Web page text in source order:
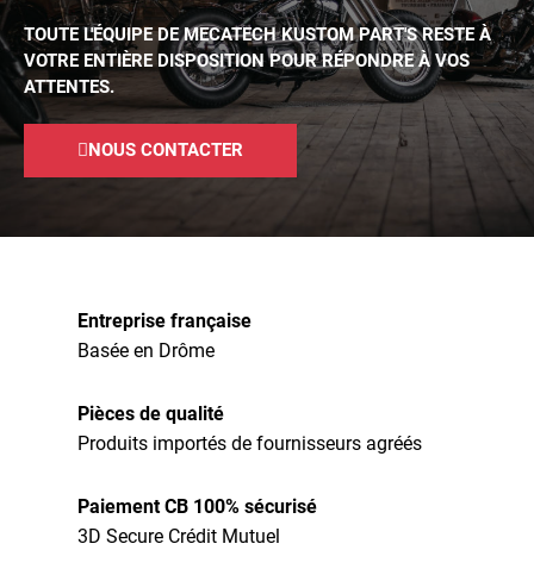
TOUTE L'ÉQUIPE DE MECATECH KUSTOM PART'S RESTE À
VOTRE ENTIÈRE DISPOSITION POUR RÉPONDRE À VOS
ATTENTES.
NOUS CONTACTER
Entreprise française
Basée en Drôme
Pièces de qualité
Produits importés de fournisseurs agréés
Paiement CB 100% sécurisé
3D Secure Crédit Mutuel